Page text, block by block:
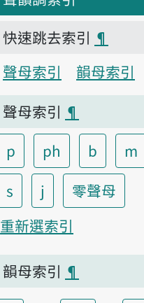
快速跳去索引 ¶
聲母索引
韻母索引
聲母索引 ¶
p
ph b m
s
j
零聲母
重新選索引
韻母索引 ¶